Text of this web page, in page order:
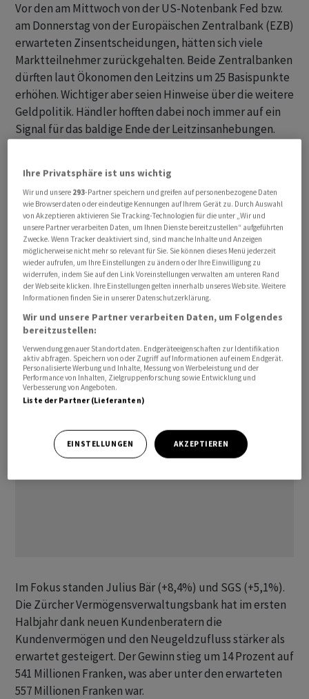
Vor den am Mittwoch von der US-Notenbank Fed bzw.
am Donnerstag von der Europäischen Zentralbank (EZB)
erwarteten Zinsentscheidungen, hätten sich viele
Marktteilnehmer zurückgehalten. Beide Zentralbanken
dürften laut Ökonomen den Leitzins um 25 Basispunkte
erhöhen. Wichtiger aber seien Hinweise über die weitere
Geldpolitik. Händler hofften dabei noch immer auf ein
Signal für das baldige Ende der Leitzinsanhebungen.
Hierzulande stehen rund 40 Abschlüsse auf der Agenda.
Darunter sind Schwergewichte wie Nestlé, Roche und
Holcim, die alle am Donnerstag berichten.
Der SMI schloss um 0,27 Prozent tiefer auf 11'177,68
Punkten und damit nur wenige Zähler über dem
Tagestief. Der SLI, in dem die 30 wichtigsten Aktien
enthalten sind, ermässigte sich um 0,03 Prozent auf
1761,61 und der breite SPI um 0,16 Prozent auf
14'740,85 Zähler. Von den 30 SLI-Werten gaben 17 nach
und 12 rückten vor. Temenos waren unverändert.
Im Fokus standen Julius Bär (+8,4%) und SGS (+5,1%).
Die Zürcher Vermögensverwaltungsbank hat im ersten
Halbjahr dank neuen Kundenberatern die
Kundenvermögen und den Neugeldzufluss stärker als
erwartet gesteigert. Der Gewinn stieg um 14 Prozent auf
541 Millionen Franken, was aber unter den erwarteten
557 Millionen Franken war.
Ihre Privatsphäre ist uns wichtig
Wir und unsere 293-Partner speichern und greifen auf personenbezogene Daten
wie Browserdaten oder eindeutige Kennungen auf Ihrem Gerät zu. Durch Auswahl
von Akzeptieren aktivieren Sie Tracking-Technologien für die unter „Wir und
unsere Partner verarbeiten Daten, um Ihnen Dienste bereitzustellen“ aufgeführten
Zwecke. Wenn Tracker deaktiviert sind, sind manche Inhalte und Anzeigen
möglicherweise nicht mehr so relevant für Sie. Sie können dieses Menü jederzeit
wieder aufrufen, um Ihre Einstellungen zu ändern oder Ihre Einwilligung zu
widerrufen, indem Sie auf den Link Voreinstellungen verwalten am unteren Rand
der Webseite klicken. Ihre Einstellungen gelten innerhalb unseres Website. Weitere
Informationen finden Sie in unserer Datenschutzerklärung.
Wir und unsere Partner verarbeiten Daten, um Folgendes
bereitzustellen:
Verwendung genauer Standortdaten. Endgeräteeigenschaften zur Identifikation
aktiv abfragen. Speichern von oder Zugriff auf Informationen auf einem Endgerät.
Personalisierte Werbung und Inhalte, Messung von Werbeleistung und der
Performance von Inhalten, Zielgruppenforschung sowie Entwicklung und
Verbesserung von Angeboten.
Liste der Partner (Lieferanten)
EINSTELLUNGEN AKZEPTIEREN